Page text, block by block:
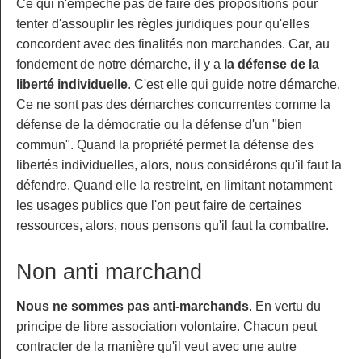
Ce qui n'empêche pas de faire des propositions pour
tenter d'assouplir les règles juridiques pour qu'elles
concordent avec des finalités non marchandes. Car, au
fondement de notre démarche, il y a la défense de la
liberté individuelle. C'est elle qui guide notre démarche.
Ce ne sont pas des démarches concurrentes comme la
défense de la démocratie ou la défense d'un "bien
commun". Quand la propriété permet la défense des
libertés individuelles, alors, nous considérons qu'il faut la
défendre. Quand elle la restreint, en limitant notamment
les usages publics que l'on peut faire de certaines
ressources, alors, nous pensons qu'il faut la combattre.
Non anti marchand
Nous ne sommes pas anti-marchands. En vertu du
principe de libre association volontaire. Chacun peut
contracter de la manière qu'il veut avec une autre